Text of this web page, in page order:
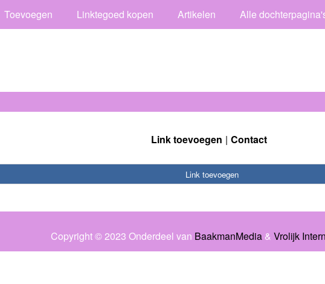
Toevoegen Linktegoed kopen Artikelen Alle
Link toevoegen Contact
Link toevoegen
Copyright © 2023 Onderdeel van BaakmanMedia& Vrolijk